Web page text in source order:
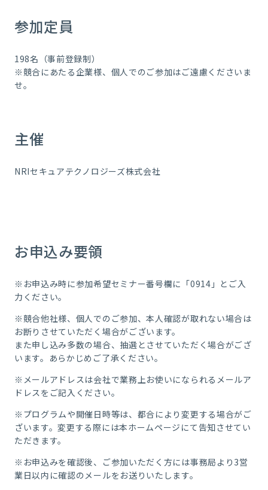
参加定員
198名（事前登録制）
※競合にあたる企業様、個人でのご参加はご遠慮くださいま
せ。
主催
NRIセキュアテクノロジーズ株式会社
お申込み要領
※お申込み時に参加希望セミナー番号欄に「0914」とご入
力ください。
※競合他社様、個人でのご参加、本人確認が取れない場合は
お断りさせていただく場合がございます。
また申し込み多数の場合、抽選とさせていただく場合がござ
います。あらかじめご了承ください。
※メールアドレスは会社で業務上お使いになられるメールア
ドレスをご記入ください。
※プログラムや開催日時等は、都合により変更する場合がご
ざいます。変更する際には本ホームページにて告知させてい
ただきます。
※お申込みを確認後、ご参加いただく方には事務局より3営
業日以内に確認のメールをお送りいたします。